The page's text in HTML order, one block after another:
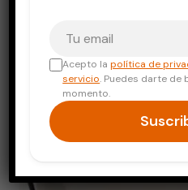
Acepto lapolítica de
servicio. Puedes darte de
momento.